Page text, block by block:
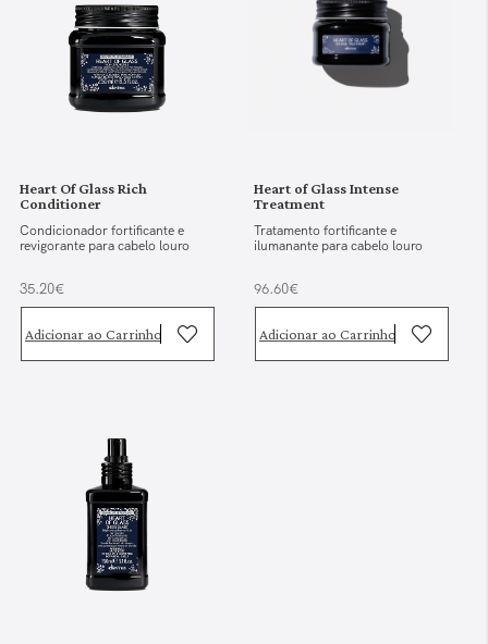
Heart Of Glass Rich
Conditioner
Condicionador fortificante e
revigorante para cabelo louro
35.20€
Adicionar ao Carrinho
Heart of Glass Intense
Treatment
Tratamento fortificante e
ilumanante para cabelo louro
96.60€
Adicionar ao Carrinho